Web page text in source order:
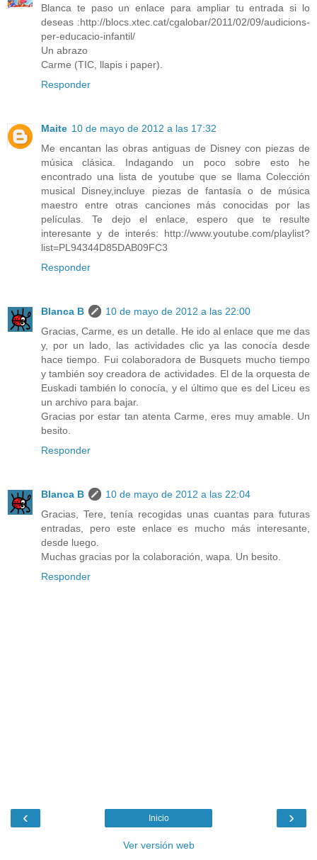
Blanca te paso un enlace para ampliar tu entrada si lo
deseas :http://blocs.xtec.cat/cgalobar/2011/02/09/audicions-
per-educacio-infantil/
Un abrazo
Carme (TIC, llapis i paper).
Responder
Maite 10 de mayo de 2012 a las 17:32
Me encantan las obras antiguas de Disney con piezas de
música clásica. Indagando un poco sobre esto he
encontrado una lista de youtube que se llama Colección
musical Disney,incluye piezas de fantasía o de música
maestro entre otras canciones más conocidas por las
películas. Te dejo el enlace, espero que te resulte
interesante y de interés: http://www.youtube.com/playlist?
list=PL94344D85DAB09FC3
Responder
Blanca B
10 de mayo de 2012 a las 22:00
Gracias, Carme, es un detalle. He ido al enlace que me das
y, por un lado, las actividades clic ya las conocía desde
hace tiempo. Fui colaboradora de Busquets mucho tiempo
y también soy creadora de actividades. El de la orquesta de
Euskadi también lo conocía, y el último que es del Liceu es
un archivo para bajar.
Gracias por estar tan atenta Carme, eres muy amable. Un
besito.
Responder
Blanca B
10 de mayo de 2012 a las 22:04
Gracias, Tere, tenía recogidas unas cuantas para futuras
entradas, pero este enlace es mucho más interesante,
desde luego.
Muchas gracias por la colaboración, wapa. Un besito.
Responder
‹ ›
Inicio
Ver versión web